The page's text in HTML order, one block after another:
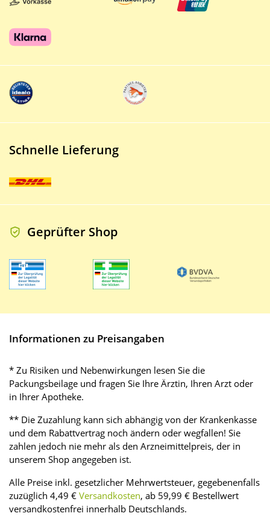
Schnelle Lieferung
Geprüfter Shop
Informationen zu Preisangaben
* Zu Risiken und Nebenwirkungen lesen Sie die
Packungsbeilage und fragen Sie Ihre Ärztin, Ihren Arzt oder
in Ihrer Apotheke.
** Die Zuzahlung kann sich abhängig von der Krankenkasse
und dem Rabattvertrag noch ändern oder wegfallen! Sie
zahlen jedoch nie mehr als den Arzneimittelpreis, der in
unserem Shop angegeben ist.
Alle Preise inkl. gesetzlicher Mehrwertsteuer, gegebenenfalls
zuzüglich 4,49 € Versandkosten, ab 59,99 € Bestellwert
versandkostenfrei innerhalb Deutschlands.